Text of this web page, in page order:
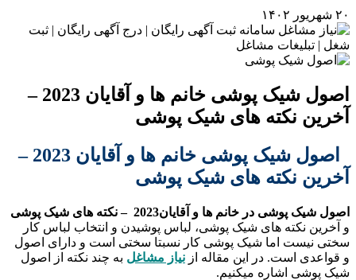
۲۰ شهریور ۱۴۰۲
اصول شیک پوشی خانم ها و آقایان 2023 –
آخرین نکته های شیک پوشی
اصول شیک پوشی خانم ها و آقایان 2023 –
آخرین نکته های شیک پوشی
اصول شیک پوشی در خانم ها و آقایان2023 – نکته های شیک پوشی
و آخرین نکته های شیک پوشی، لباس پوشیدن و انتخاب لباس کار
سختی نیست اما شیک پوشی کار نسبتا سختی است و دارای اصول
و قواعدی است. در این مقاله از نیاز مشاغل به چند نکته از اصول
شیک پوشی اشاره میکنیم.